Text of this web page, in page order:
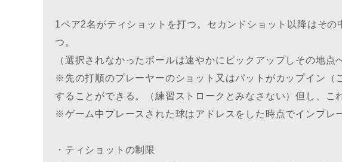
1ペア2名がティショットを打つ。セカンドショット以降はそ
つ。
（選択されなかったボールは速やかにピックアップしその地
※先の打順のプレーヤーのショット又はパットがカップイン（
することができる。（練習ストロークとみなさない）但し、こ
※ゲーム中プレースされた球はアドレスをした時点でインプレ
・ティショットの制限